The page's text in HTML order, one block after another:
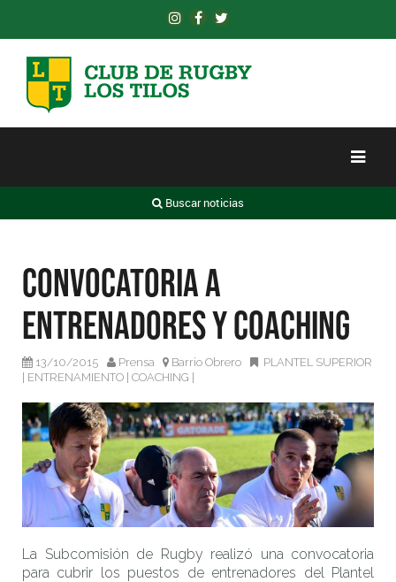
Buscar noticias
Convocatoria a
Entrenadores y Coaching
13/10/2015 Prensa Barrio Obrero
PLANTEL SUPERIOR
ENTRENAMIENTO COACHING
La Subcomisión de Rugby realizó una convocatoria
para cubrir los puestos de entrenadores del Plantel